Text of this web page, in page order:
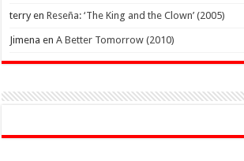
terryenReseña: ‘The King and the Clown’ (2005)
Jimena enA Better Tomorrow (2010)